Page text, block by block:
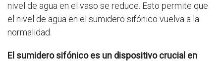
nivel de agua en el vaso se reduce. Esto permite que
el nivel de agua en el sumidero sifónico vuelva a la
normalidad.
El sumidero sifónico es un dispositivo crucial en